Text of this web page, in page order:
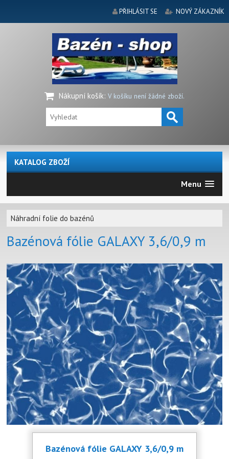
PŘIHLÁSIT SE NOVÝ ZÁKAZNÍK
Nákupní košík: V košíku není žádné zboží.
KATALOG ZBOŽÍ
Menu
Náhradní folie do bazénů
Bazénová fólie GALAXY 3,6/0,9 m
Bazénová fólie GALAXY 3,6/0,9 m